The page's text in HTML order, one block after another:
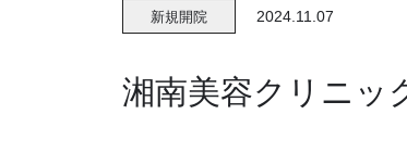
新規開院 2024.11.07
湘南美容クリニッ